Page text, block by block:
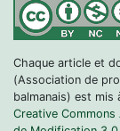
Chaque article et
(Association de
balmanais) est mis
Creative